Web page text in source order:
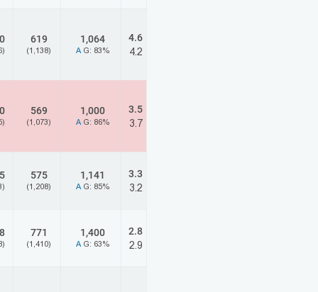
619
(1,138)
1,064
A G: 83%
4.6
4.2
569
(1,073)
1,000
A G: 86%
3.5
3.7
575
(1,208)
1,141
A G: 85%
3.3
3.2
771
(1,410)
1,400
A G: 63%
2.8
2.9